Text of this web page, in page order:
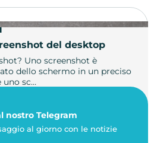
del desktop
Uno screenshot è
dello schermo in un preciso
uno sc…
nostro Telegram
al giorno con le notizie